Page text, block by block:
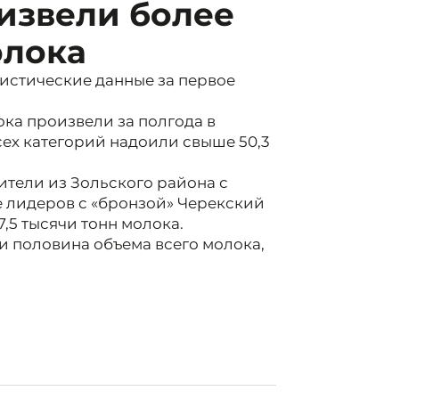
более
данные за первое
произвели за полгода в
категорий надоили свыше 50,3
из Зольского района с
лидеров с «бронзой» Черекский
тысячи тонн молока.
половина объема всего молока,